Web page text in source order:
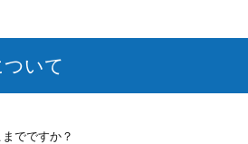
いて
でですか？